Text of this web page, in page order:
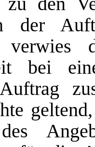
der
verwies
bei